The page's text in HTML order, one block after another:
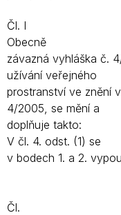
Čl. I
Obecně
závazná vyhláška č.
užívání veřejného
prostranství ve znění
4/2005, se mění a
doplňuje takto:
V čl. 4. odst. (1) se
v bodech 1. a 2.
Čl.